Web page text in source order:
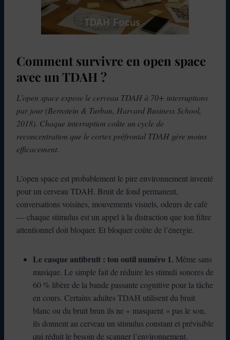
Comment survivre en open space
avec un TDAH ?
L’open space expose le cerveau TDAH à 70+ interruptions
par jour (Bernstein & Turban, Harvard Business School,
2018). Chaque interruption coûte un cycle de
reconcentration que le cortex préfrontal TDAH gère moins
efficacement.
L’open space est probablement le pire environnement inventé
pour un cerveau TDAH. Bruit de fond permanent,
conversations voisines, mouvements visuels, odeurs de café
— chaque stimulus est un appel à la distraction que ton filtre
attentionnel doit bloquer. Et bloquer coûte de l’énergie.
Le casque antibruit : ton outil numéro 1. Même sans
musique. Le simple fait de réduire les stimuli sonores de
60 % libère de la bande passante cognitive pour la tâche
en cours. Certains adultes TDAH utilisent du bruit
blanc ou du bruit brun ils ne « masquent » pas le son,
ils donnent au cerveau un stimulus constant et prévisible
qui réduit le besoin de scanner l’environnement.